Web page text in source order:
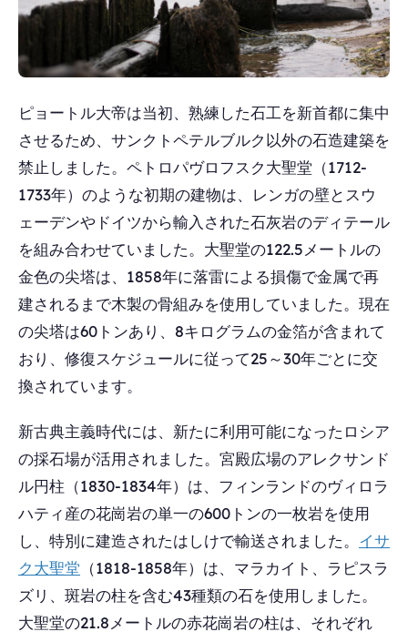
ピョートル大帝は当初、熟練した石工を新首都に集中
させるため、サンクトペテルブルク以外の石造建築を
禁止しました。ペトロパヴロフスク大聖堂（1712-
1733年）のような初期の建物は、レンガの壁とスウ
ェーデンやドイツから輸入された石灰岩のディテール
を組み合わせていました。大聖堂の122.5メートルの
金色の尖塔は、1858年に落雷による損傷で金属で再
建されるまで木製の骨組みを使用していました。現在
の尖塔は60トンあり、8キログラムの金箔が含まれて
おり、修復スケジュールに従って25～30年ごとに交
換されています。
新古典主義時代には、新たに利用可能になったロシア
の採石場が活用されました。宮殿広場のアレクサンド
ル円柱（1830-1834年）は、フィンランドのヴィロラ
ハティ産の花崗岩の単一の600トンの一枚岩を使用
し、特別に建造されたはしけで輸送されました。 イサ
ク大聖堂 （1818-1858年）は、マラカイト、ラピスラ
ズリ、斑岩の柱を含む43種類の石を使用しました。
大聖堂の21.8メートルの赤花崗岩の柱は、それぞれ